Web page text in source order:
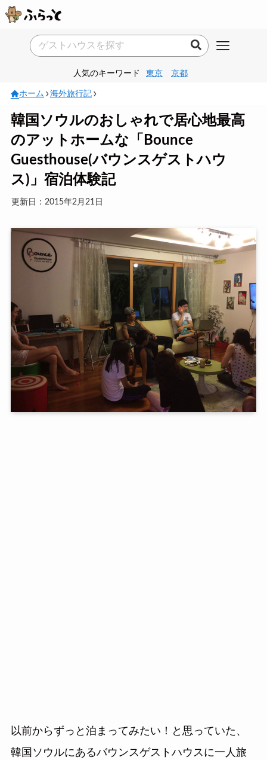
人気のキーワード 東京 京都
ホーム 海外旅行記
韓国ソウルのおしゃれで居心地最高
のアットホームな「Bounce
Guesthouse(バウンスゲストハウ
ス)」宿泊体験記
更新日：2015年2月21日
以前からずっと泊まってみたい！と思っていた、
韓国ソウルにあるバウンスゲストハウスに一人旅